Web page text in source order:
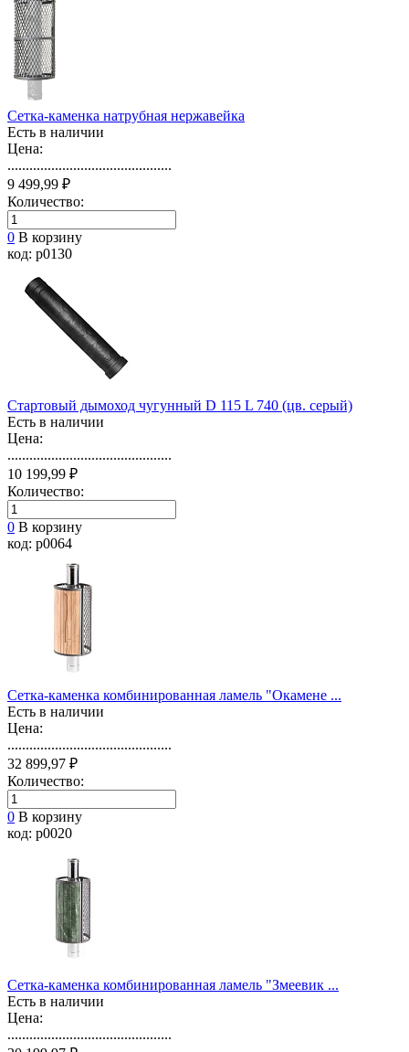
Сетка-каменка натрубная нержавейка
Есть в наличии
Цена:
.............................................
9 499,99 ₽
Количество:
0 В корзину
код: p0130
Стартовый дымоход чугунный D 115 L 740 (цв. серый)
Есть в наличии
Цена:
.............................................
10 199,99 ₽
Количество:
0 В корзину
код: p0064
Сетка-каменка комбинированная ламель "Окамене ...
Есть в наличии
Цена:
.............................................
32 899,97 ₽
Количество:
0 В корзину
код: p0020
Сетка-каменка комбинированная ламель "Змеевик ...
Есть в наличии
Цена:
.............................................